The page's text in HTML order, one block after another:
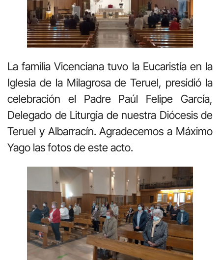
La familia Vicenciana tuvo la Eucaristía en la
Iglesia de la Milagrosa de Teruel, presidió la
celebración el Padre Paúl Felipe García,
Delegado de Liturgia de nuestra Diócesis de
Teruel y Albarracín. Agradecemos a Máximo
Yago las fotos de este acto.